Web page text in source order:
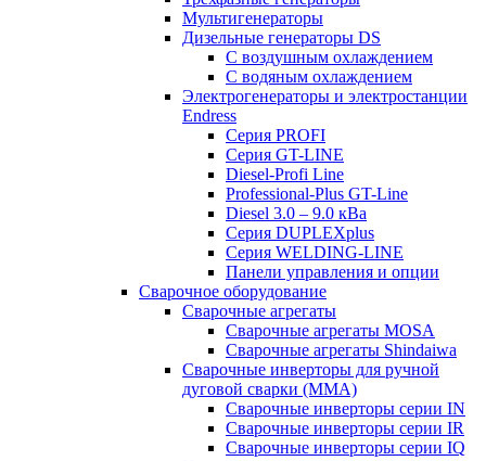
Мультигенераторы
Дизельные генераторы DS
С воздушным охлаждением
С водяным охлаждением
Электрогенераторы и электростанции
Endress
Серия PROFI
Серия GT-LINE
Diesel-Profi Line
Professional-Plus GT-Line
Diesel 3.0 – 9.0 кВа
Серия DUPLEXplus
Серия WELDING-LINE
Панели управления и опции
Сварочное оборудование
Сварочные агрегаты
Сварочные агрегаты MOSA
Сварочные агрегаты Shindaiwa
Сварочные инверторы для ручной
дуговой сварки (MMA)
Сварочные инверторы серии IN
Сварочные инверторы серии IR
Сварочные инверторы серии IQ